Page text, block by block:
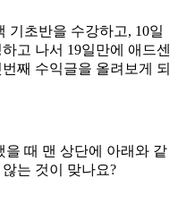
기초반을 수강하고, 10일
고 나서 19일만에 애드센
째 수익글을 올려보게 되
을 때 맨 상단에 아래와 같
는 것이 맞나요?